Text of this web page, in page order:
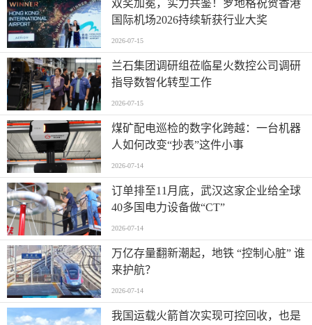
双奖加冕，实力共鉴！罗地格祝贺香港
国际机场2026持续斩获行业大奖
2026-07-15
兰石集团调研组莅临星火数控公司调研
指导数智化转型工作
2026-07-15
煤矿配电巡检的数字化跨越：一台机器
人如何改变“抄表”这件小事
2026-07-14
订单排至11月底，武汉这家企业给全球
40多国电力设备做“CT”
2026-07-14
万亿存量翻新潮起，地铁 “控制心脏” 谁
来护航？
2026-07-14
我国运载火箭首次实现可控回收，也是